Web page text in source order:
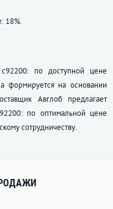
18%.
c92200: по доступной цене
формируется на основании
Авглоб предлагает
по оптимальной цене
сотрудничеству.